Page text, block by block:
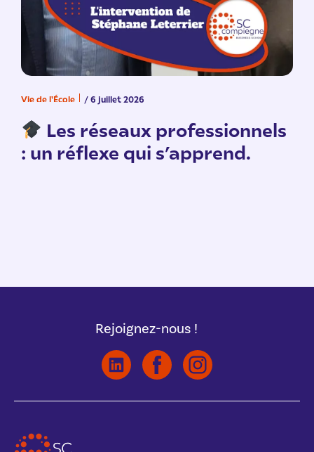
Vie de l'École / 6 juillet 2026
Les réseaux professionnels
: un réflexe qui s’apprend.
Rejoignez-nous !